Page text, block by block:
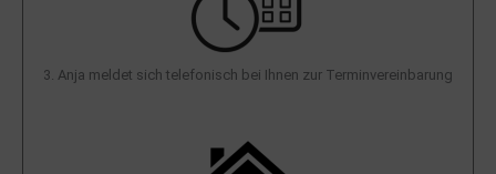
3. Anja meldet sich telefonisch bei Ihnen zur Terminvereinbarung